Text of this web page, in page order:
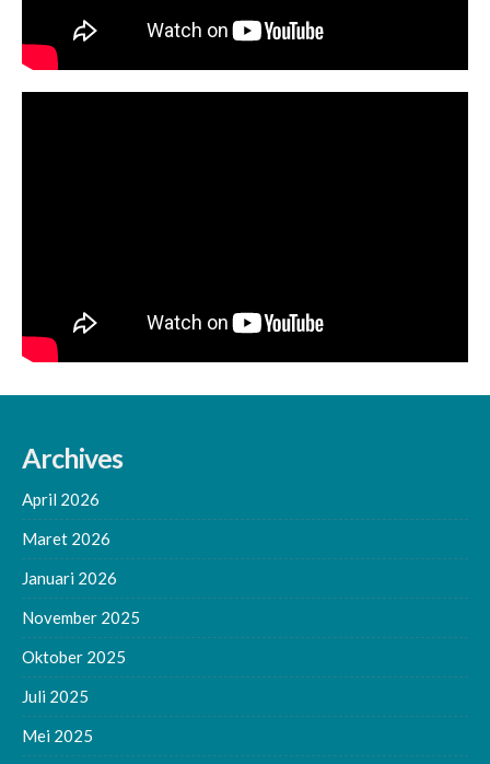
Archives
April 2026
Maret 2026
Januari 2026
November 2025
Oktober 2025
Juli 2025
Mei 2025